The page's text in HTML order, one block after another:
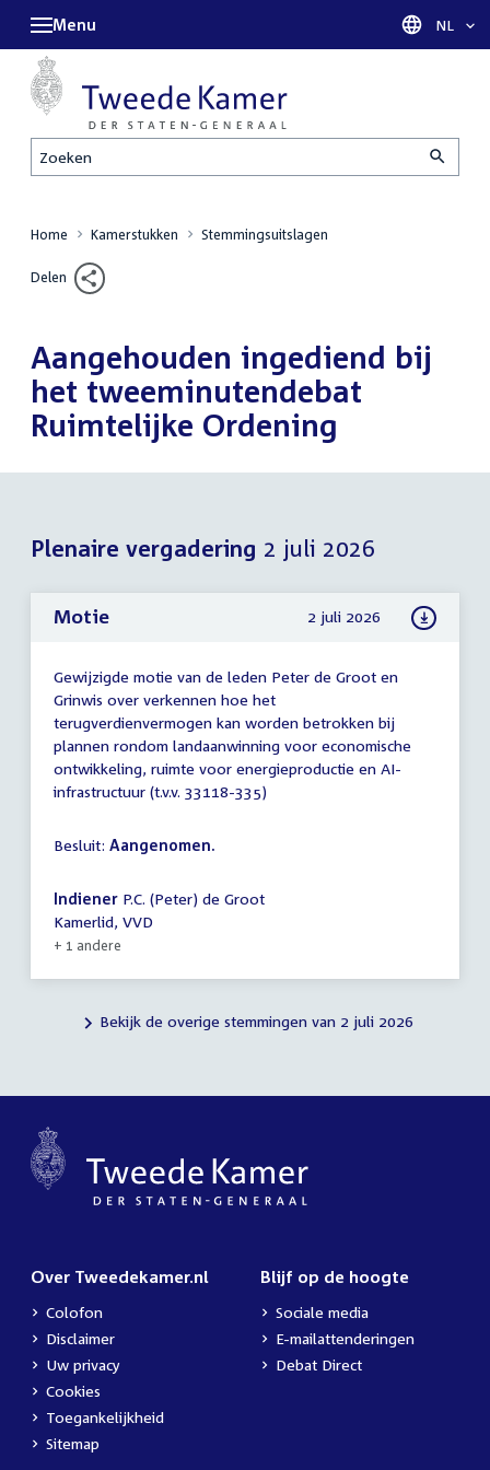
Zoeken
Menu Taal
NL
Home Kamerstukken Stemmingsuitslagen
Delen
Aangehouden ingediend bij
het tweeminutendebat
Ruimtelijke Ordening
Plenaire vergadering 2 juli 2026
Motie 2 juli 2026
Gewijzigde motie van de leden Peter de Groot en
Grinwis over verkennen hoe het
terugverdienvermogen kan worden betrokken bij
plannen rondom landaanwinning voor economische
ontwikkeling, ruimte voor energieproductie en AI-
infrastructuur (t.v.v. 33118-335)
Besluit: Aangenomen.
Indiener P.C. (Peter) de Groot
Kamerlid, VVD
+ 1 andere
Bekijk de overige stemmingen van 2 juli 2026
Over Tweedekamer.nl
Colofon
Disclaimer
Uw privacy
Cookies
Toegankelijkheid
Sitemap
Blijf op de hoogte
Sociale media
E-mailattenderingen
Debat Direct